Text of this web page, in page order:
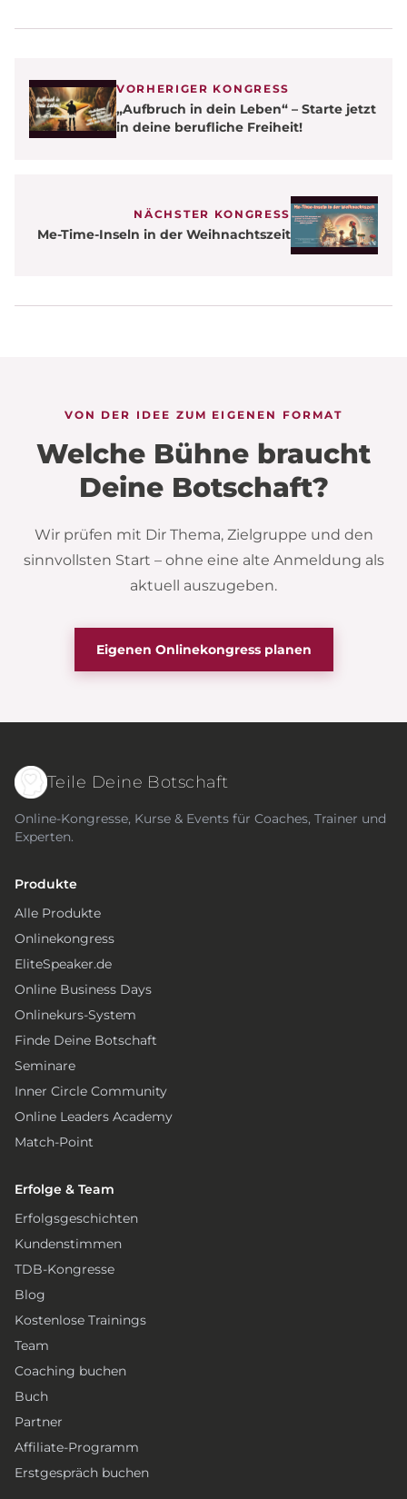
VORHERIGER KONGRESS
„Aufbruch in dein Leben“ – Starte jetzt
in deine berufliche Freiheit!
NÄCHSTER KONGRESS
Me-Time-Inseln in der Weihnachtszeit
VON DER IDEE ZUM EIGENEN FORMAT
Welche Bühne braucht
Deine Botschaft?
Wir prüfen mit Dir Thema, Zielgruppe und den
sinnvollsten Start – ohne eine alte Anmeldung als
aktuell auszugeben.
Eigenen Onlinekongress planen
Teile Deine Botschaft
Online-Kongresse, Kurse & Events für Coaches, Trainer und
Experten.
Produkte
Alle Produkte
Onlinekongress
EliteSpeaker.de
Online Business Days
Onlinekurs-System
Finde Deine Botschaft
Seminare
Inner Circle Community
Online Leaders Academy
Match-Point
Erfolge & Team
Erfolgsgeschichten
Kundenstimmen
TDB-Kongresse
Blog
Kostenlose Trainings
Team
Coaching buchen
Buch
Partner
Affiliate-Programm
Erstgespräch buchen